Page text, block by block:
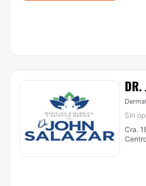
DR.
Sin
Cra.